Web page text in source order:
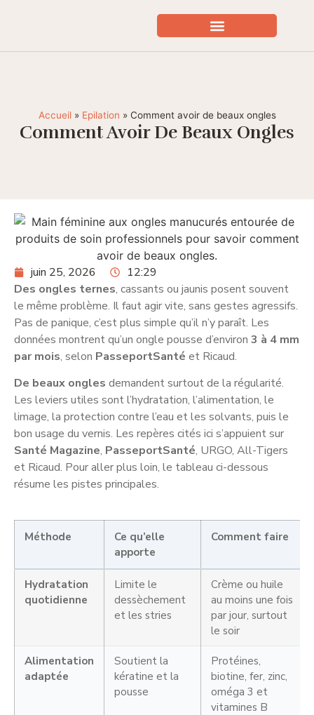
Accueil» Epilation » Comment avoir de beaux ongles
Comment Avoir De Beaux Ongles
juin 25, 2026
12:29
Des ongles ternes, cassants ou jaunis posent souvent
le même problème. Il faut agir vite, sans gestes agressifs.
Pas de panique, c’est plus simple qu’il n’y paraît. Les
données montrent qu’un ongle pousse d’environ 3 à 4 mm
par mois, selon PasseportSanté et Ricaud.
De beaux ongles demandent surtout de la régularité.
Les leviers utiles sont l’hydratation, l’alimentation, le
limage, la protection contre l’eau et les solvants, puis le
bon usage du vernis. Les repères cités ici s’appuient sur
Santé Magazine, PasseportSanté, URGO, All-Tigers
et Ricaud. Pour aller plus loin, le tableau ci-dessous
résume les pistes principales.
Méthode
Ce qu’elle
apporte
Comment faire
Hydratation
quotidienne
Limite le
dessèchement
et les stries
Crème ou huile
au moins une fois
par jour, surtout
le soir
Alimentation
adaptée
Soutient la
kératine et la
pousse
Protéines,
biotine, fer, zinc,
oméga 3 et
vitamines B